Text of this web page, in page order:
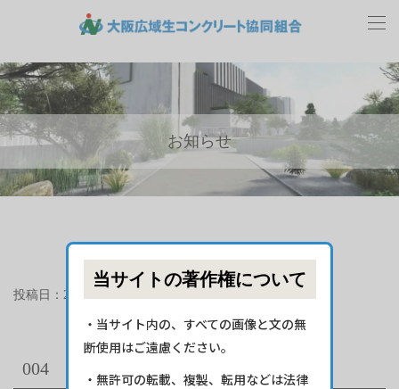
お知らせ
投稿日：2023年12月27日
004
当サイトの著作権について
・当サイト内の、すべての画像と文の無
断使用はご遠慮ください。
・無許可の転載、複製、転用などは法律